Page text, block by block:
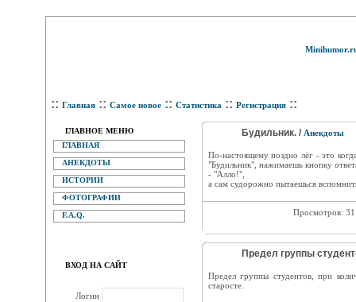
:: Главная :: Самое новое :: Статистика :: Регистрация ::
ГЛАВНОЕ МЕНЮ
ГЛАВНАЯ
АНЕКДОТЫ
ИСТОРИИ
ФОТОГРАФИИ
F.A.Q.
ВХОД НА САЙТ
Логин
Будильник. / Анекдоты
По-настоящему поздно лёг - это
"Будильник", нажимаешь кнопку
- "Алло!",
а сам судорожно пытаешься
Просмотров:
Предел группы
Предел группы студентов, при
старосте.